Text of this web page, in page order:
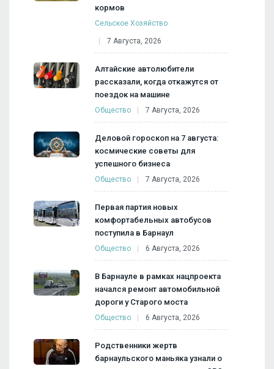
кормов
Сельское Хозяйство
7 Августа, 2026
Алтайские автолюбители
рассказали, когда откажутся от
поездок на машине
Общество 7 Августа, 2026
Деловой гороскоп на 7 августа:
космические советы для
успешного бизнеса
Общество 7 Августа, 2026
Первая партия новых
комфортабельных автобусов
поступила в Барнаул
Общество 6 Августа, 2026
В Барнауле в рамках нацпроекта
начался ремонт автомобильной
дороги у Старого моста
Общество 6 Августа, 2026
Родственники жертв
барнаульского маньяка узнали о